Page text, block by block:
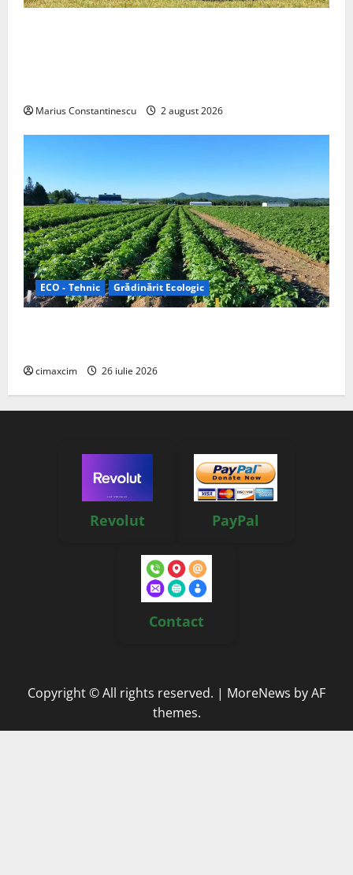
Marius Constantinescu 2 august 2026
ECO - Tehnic Grădinărit Ecologic
cimaxcim 26 iulie 2026
Revolut PayPal
Contact
Copyright © All rights reserved. | MoreNews by AF
themes.